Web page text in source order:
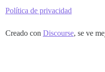
Política de privacidad
Creado con Discourse, se ve